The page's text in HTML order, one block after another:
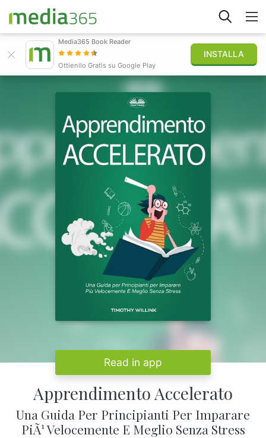
Accedi
Pubblica
Media365 Book Reader
Ottienilo Gratis su Google Play
INSTALLA
Read in app
Apprendimento Accelerato
Una Guida Per Principianti Per Imparare
PiÃ¹ Velocemente E Meglio Senza Stress